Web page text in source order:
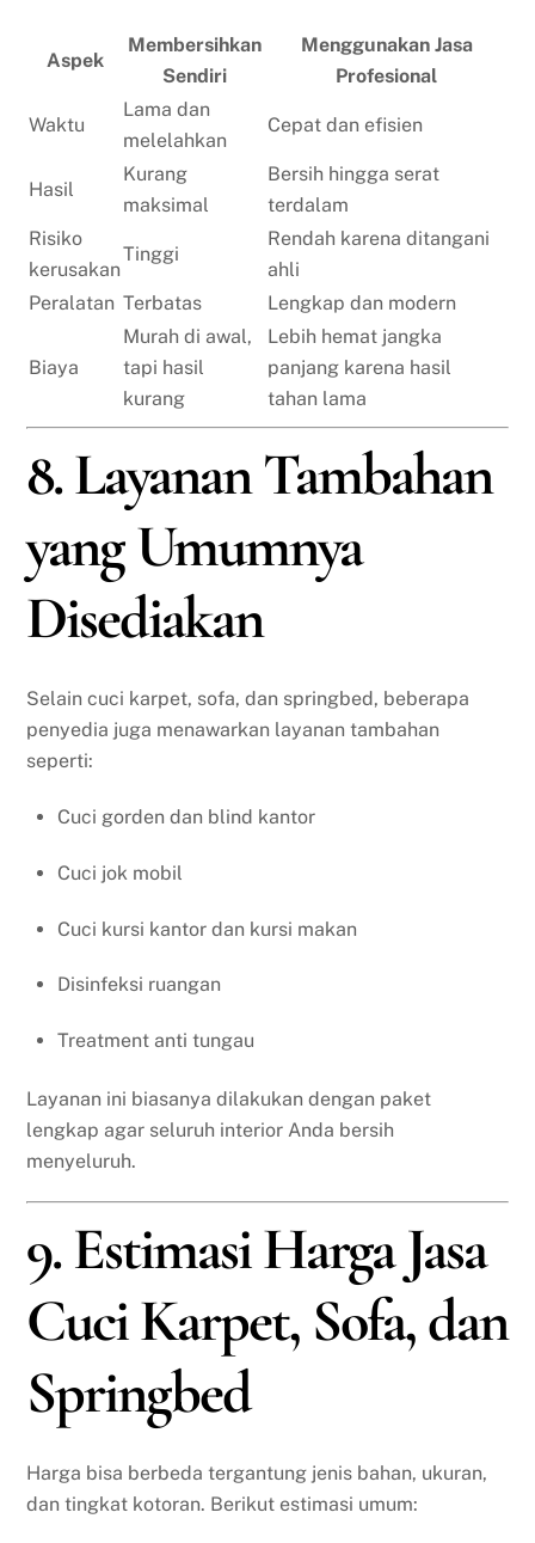
Aspek
Membersihkan
Sendiri
Menggunakan Jasa
Profesional
Waktu
Lama dan
melelahkan
Cepat dan efisien
Hasil
Kurang
maksimal
Bersih hingga serat
terdalam
Risiko
kerusakan
Tinggi
Rendah karena ditangani
ahli
Peralatan Terbatas Lengkap dan modern
Biaya
Murah di awal,
tapi hasil
kurang
Lebih hemat jangka
panjang karena hasil
tahan lama
8. Layanan Tambahan
yang Umumnya
Disediakan
Selain cuci karpet, sofa, dan springbed, beberapa
penyedia juga menawarkan layanan tambahan
seperti:
Cuci gorden dan blind kantor
Cuci jok mobil
Cuci kursi kantor dan kursi makan
Disinfeksi ruangan
Treatment anti tungau
Layanan ini biasanya dilakukan dengan paket
lengkap agar seluruh interior Anda bersih
menyeluruh.
9. Estimasi Harga Jasa
Cuci Karpet, Sofa, dan
Springbed
Harga bisa berbeda tergantung jenis bahan, ukuran,
dan tingkat kotoran. Berikut estimasi umum: